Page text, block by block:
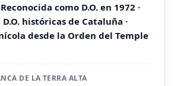
como D.O. en 1972 ·
históricas de Cataluña ·
desde la Orden del Temple
DE LA TERRA ALTA